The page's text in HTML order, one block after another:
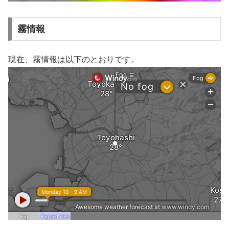
霧情報
現在、霧情報は以下のとおりです。